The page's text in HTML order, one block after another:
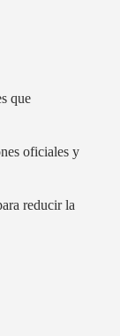
que
oficiales y
reducir la